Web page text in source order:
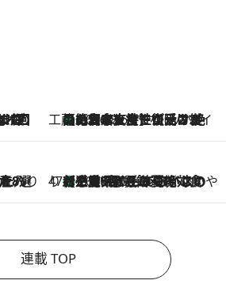
工藤まやのおもてなしハワイ
2026.8.6
【ハワイ土産】ローカルの絶大な支持で復活！ 絶品の幻クッキー《元ファンの日本人女性が受け継いだ名店》
必須のお土産8選 47都道府県の手みやげ ひんやりスイーツで夏を満喫
2026.8.6
【三重県】この夏絶対食べたい 冷やしておいしいおやつ3選 お餅×アイスの新感覚スイーツ
連載 TOP